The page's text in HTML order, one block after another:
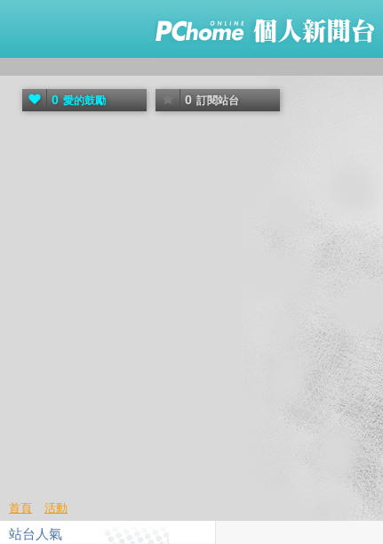
0 愛的鼓勵 0 訂閱站台
首頁 活動
站台人氣